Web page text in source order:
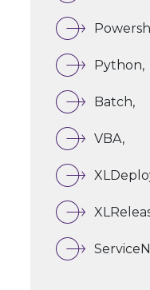
Python,
Batch,
VBA,